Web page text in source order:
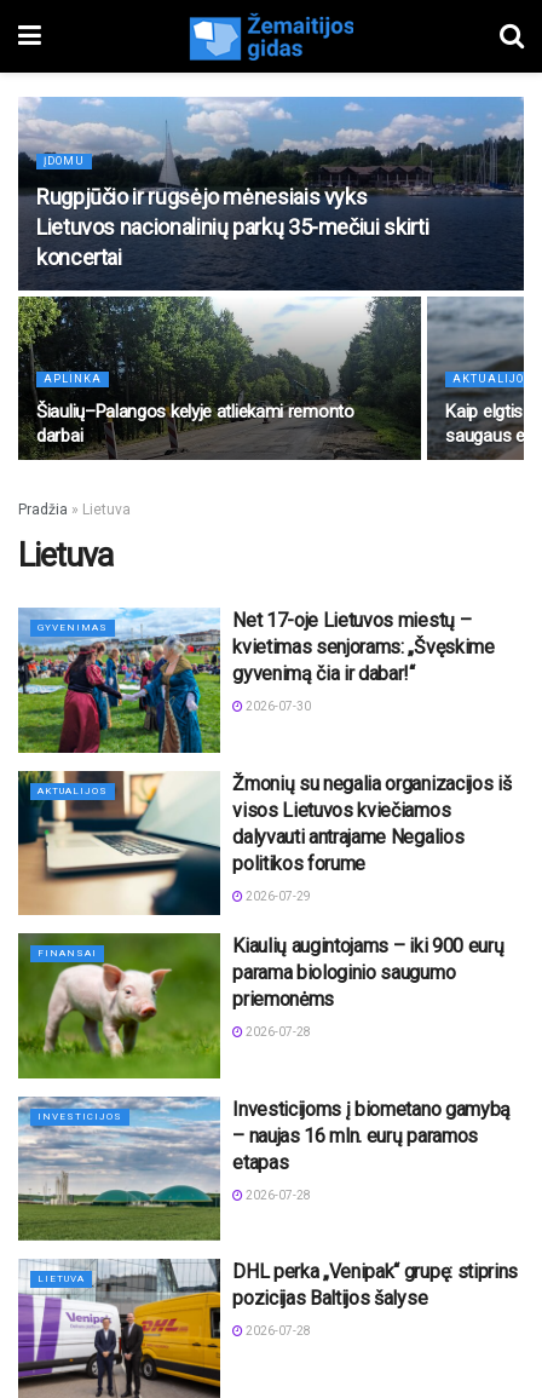
ĮDOMU
Rugpjūčio ir rugsėjo mėnesiais vyks
Lietuvos nacionalinių parkų 35-mečiui skirti
koncertai
APLINKA
Šiaulių–Palangos kelyje atliekami remonto
darbai
AKTUALIJOS
Kaip elgtis
saugaus
Pradžia » Lietuva
Lietuva
GYVENIMAS
Net 17-oje Lietuvos miestų –
kvietimas senjorams: „Švęskime
gyvenimą čia ir dabar!“
2026-07-30
AKTUALIJOS
Žmonių su negalia organizacijos iš
visos Lietuvos kviečiamos
dalyvauti antrajame Negalios
politikos forume
2026-07-29
FINANSAI
Kiaulių augintojams – iki 900 eurų
parama biologinio saugumo
priemonėms
2026-07-28
INVESTICIJOS
Investicijoms į biometano gamybą
– naujas 16 mln. eurų paramos
etapas
2026-07-28
LIETUVA
DHL perka „Venipak“ grupę: stiprins
pozicijas Baltijos šalyse
2026-07-28